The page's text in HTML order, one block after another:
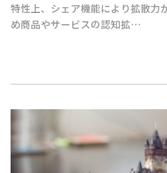
特性上、シェア機能により拡散力
め商品やサービスの認知拡…